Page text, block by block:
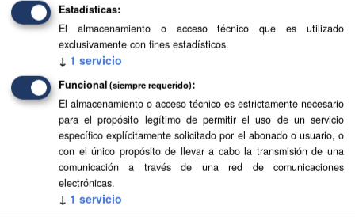
TIFF SHP
Estadísticas
El almacenamiento o acceso técnico que es utilizado
exclusivamente con fines estadísticos.
↓ 1 servicio
Funcional (siempre requerido)
El almacenamiento o acceso técnico es estrictamente necesario
para el propósito legítimo de permitir el uso de un servicio
específico explícitamente solicitado por el abonado o usuario, o
con el único propósito de llevar a cabo la transmisión de una
comunicación a través de una red de comunicaciones
electrónicas.
↓ 1 servicio